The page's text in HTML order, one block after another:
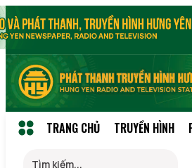
TRANG CHỦ TRUYỀN HÌNH